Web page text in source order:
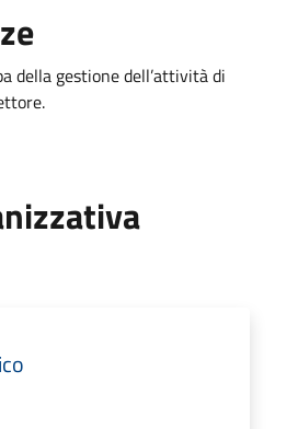
della gestione dell’attività di